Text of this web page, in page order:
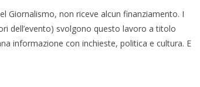
Giornalismo, non riceve alcun finanziamento. I
dell’evento) svolgono questo lavoro a titolo
informazione con inchieste, politica e cultura. E